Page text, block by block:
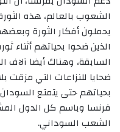
الشعوب بالعالم، هذه
يحملون أفكار الثورة
الذين ضحوا بحياتهم أثناء
السابقة، وهناك أيضا
ضحايا للنزاعات التي مزقت
بحياتهم حتى يتمتع السودان
فرنسا وباسم كل الدول
الشعب السوداني.